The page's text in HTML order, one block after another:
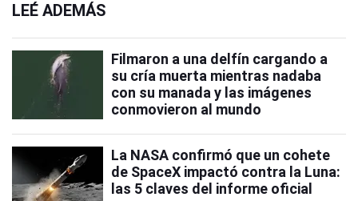
LEÉ ADEMÁS
Filmaron a una delfín cargando a
su cría muerta mientras nadaba
con su manada y las imágenes
conmovieron al mundo
La NASA confirmó que un cohete
de SpaceX impactó contra la Luna:
las 5 claves del informe oficial